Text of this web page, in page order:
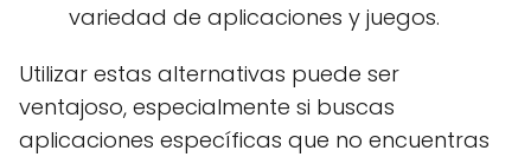
variedad de aplicaciones y juegos.
Utilizar estas alternativas puede ser
ventajoso, especialmente si buscas
aplicaciones específicas que no encuentras